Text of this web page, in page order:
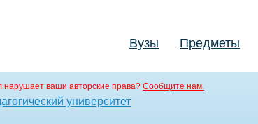
Вузы Предметы
ваши авторские права? Сообщите нам.
университет